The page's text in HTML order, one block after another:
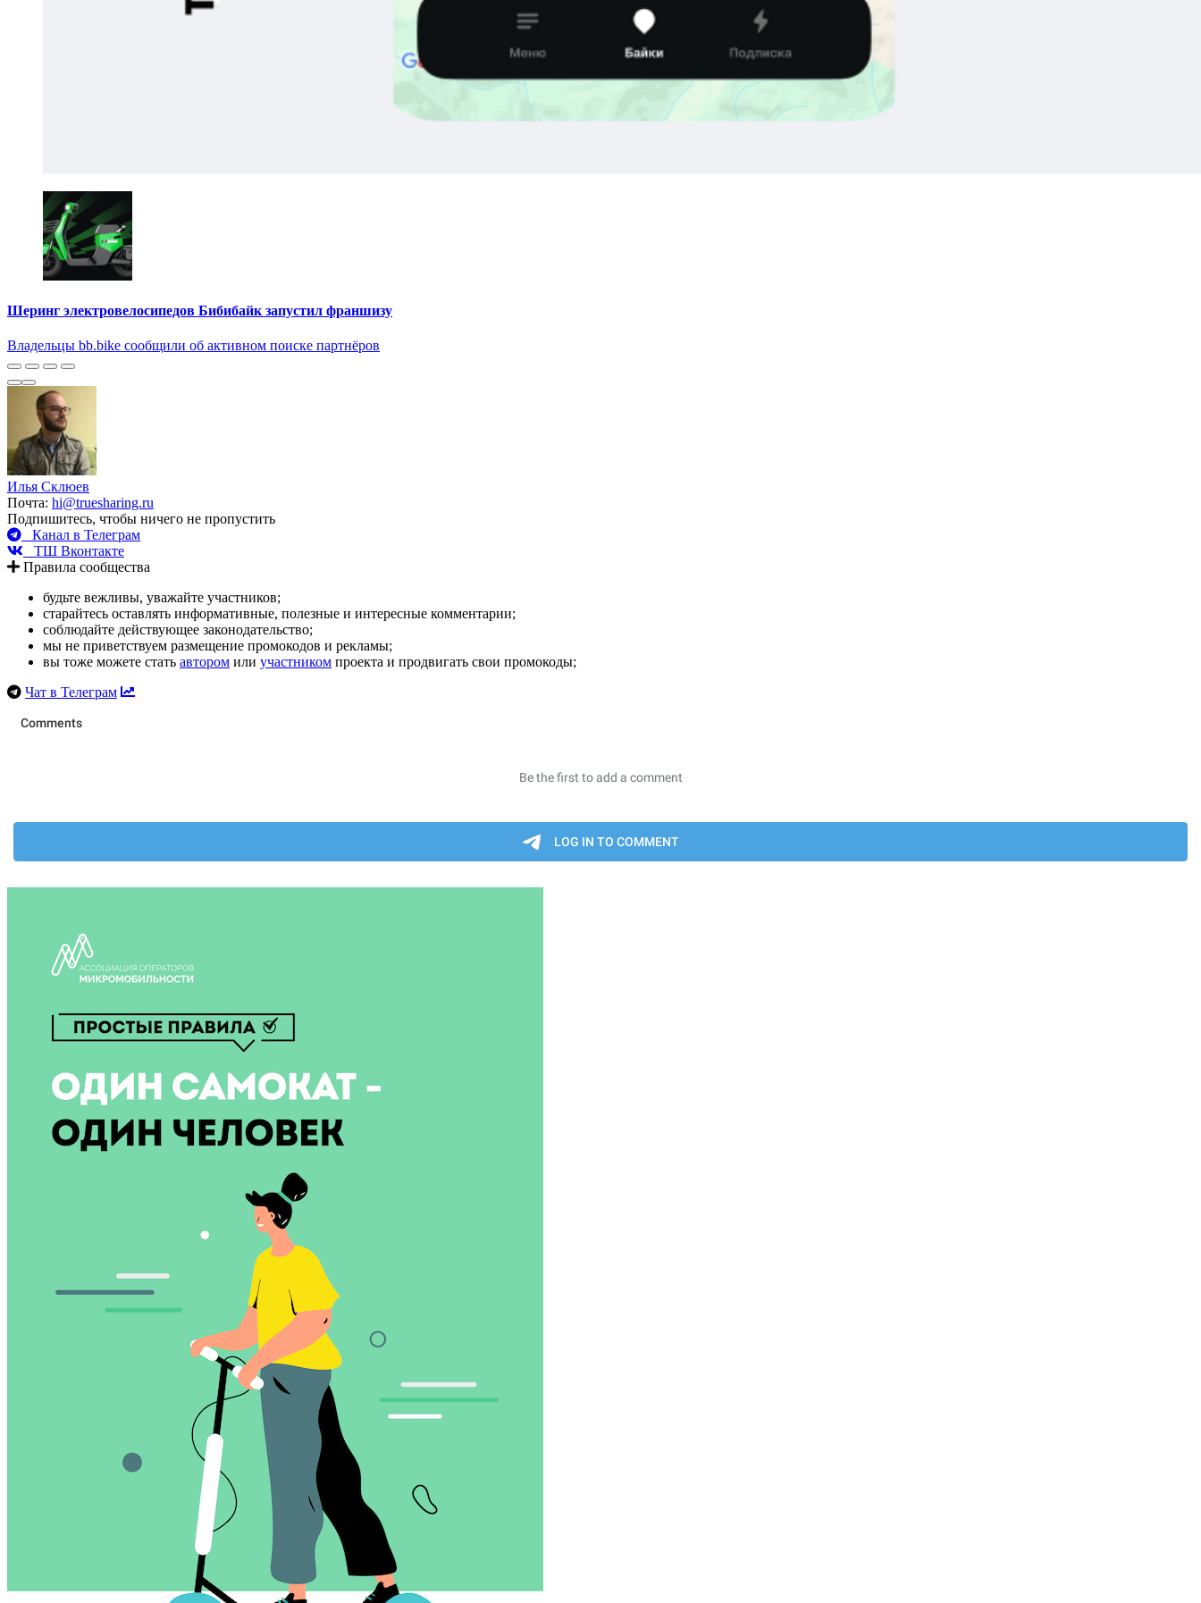
Шеринг электровелосипедов Бибибайк запустил франшизу
Владельцы bb.bike сообщили об активном поиске партнёров
Илья Склюев
Почта: hi@truesharing.ru
Подпишитесь, чтобы ничего не пропустить
Канал в Телеграм
ТШ Вконтакте
Правила сообщества
будьте вежливы, уважайте участников;
старайтесь оставлять информативные, полезные и интересные комментарии;
соблюдайте действующее законодательство;
мы не приветствуем размещение промокодов и рекламы;
вы тоже можете стать автором или участником проекта и продвигать свои промокоды;
Чат в Телеграм